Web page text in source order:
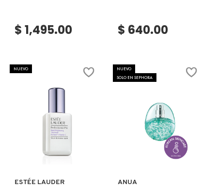
URBAN DECAY
VALENTINO
YVES SAINT LAURENT
$ 1,495.00 $ 640.00
NUEVO
ESTÉE LAUDER
NUEVO
SOLO EN SEPHORA
Ver más
ANUA